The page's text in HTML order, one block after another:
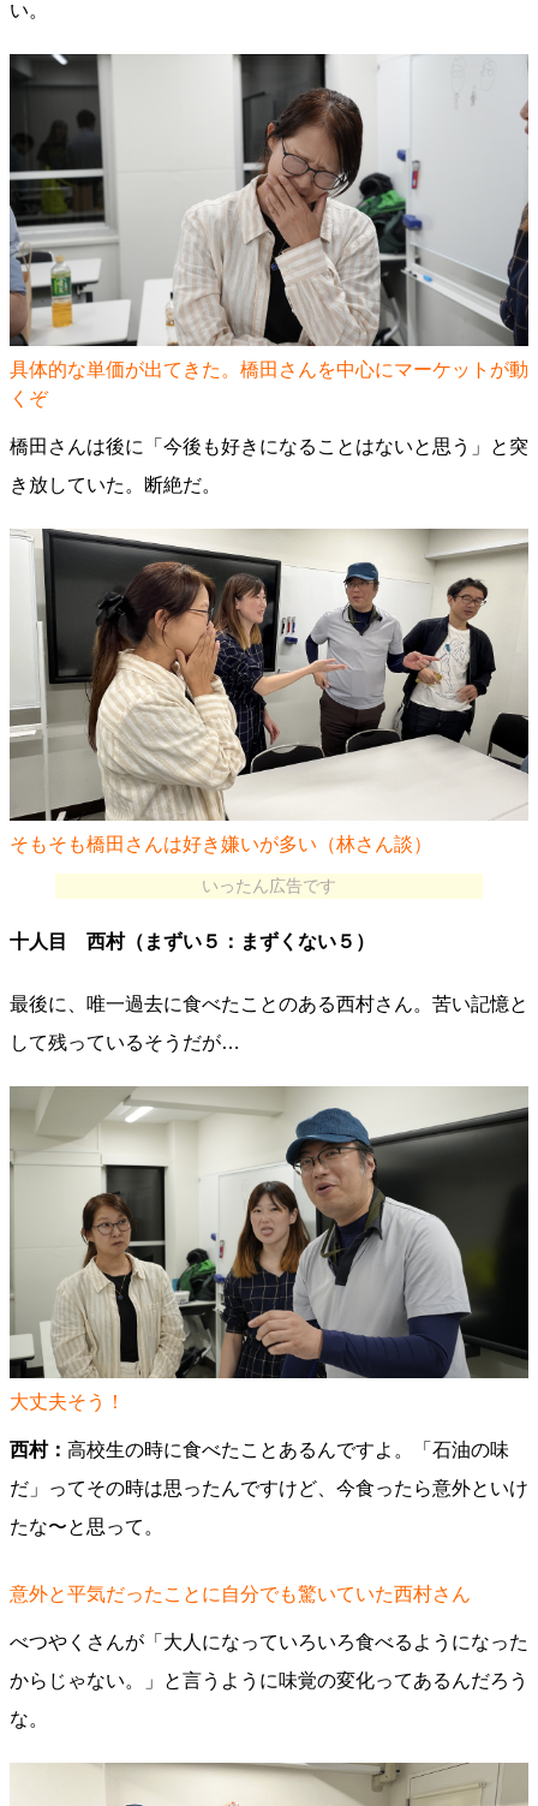
い。
具体的な単価が出てきた。橋田さんを中心にマーケットが動
くぞ
橋田さんは後に「今後も好きになることはないと思う」と突
き放していた。断絶だ。
そもそも橋田さんは好き嫌いが多い（林さん談）
いったん広告です
十人目 西村（まずい５：まずくない５）
最後に、唯一過去に食べたことのある西村さん。苦い記憶と
して残っているそうだが…
大丈夫そう！
西村： 高校生の時に食べたことあるんですよ。「石油の味
だ」ってその時は思ったんですけど、今食ったら意外といけ
たな〜と思って。
意外と平気だったことに自分でも驚いていた西村さん
べつやくさんが「大人になっていろいろ食べるようになった
からじゃない。」と言うように味覚の変化ってあるんだろう
な。